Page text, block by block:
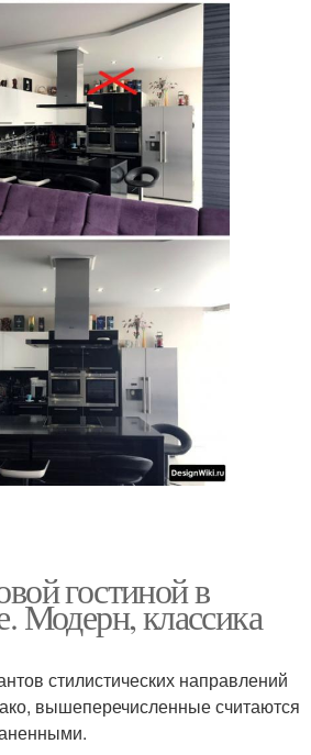
гостиной в
Модерн, классика
стилистических направлений
вышеперечисленные считаются